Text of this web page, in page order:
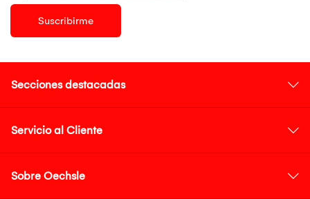
Suscribirme
Secciones destacadas
Servicio al Cliente
Sobre Oechsle